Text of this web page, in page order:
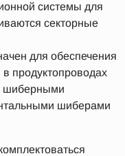
системы для
секторные
для обеспечения
продуктопроводах
шиберными
шиберами